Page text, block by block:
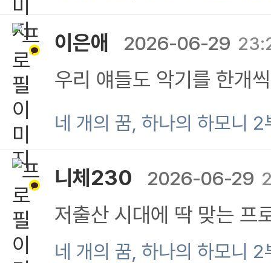
이은애 2026-06-29
우리 얘들도 악기를 한개
해 가족애가 더 끈끈한듯
네 개의 꿈, 하나의 하모니 2
니체230 2026-06-29
저출산 시대에 딱 맞는 프
네 개의 꿈, 하나의 하모니 2